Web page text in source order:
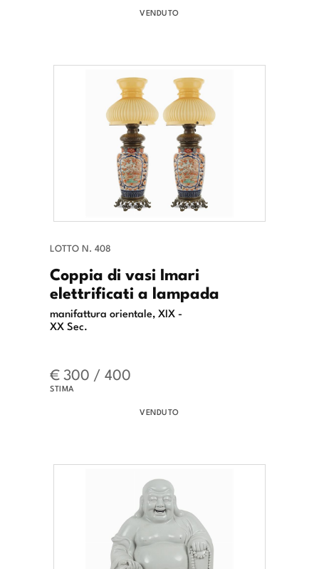
VENDUTO
LOTTO N. 408
Coppia di vasi Imari
elettrificati a lampada
manifattura orientale, XIX -
XX Sec.
€ 300 / 400
STIMA
VENDUTO